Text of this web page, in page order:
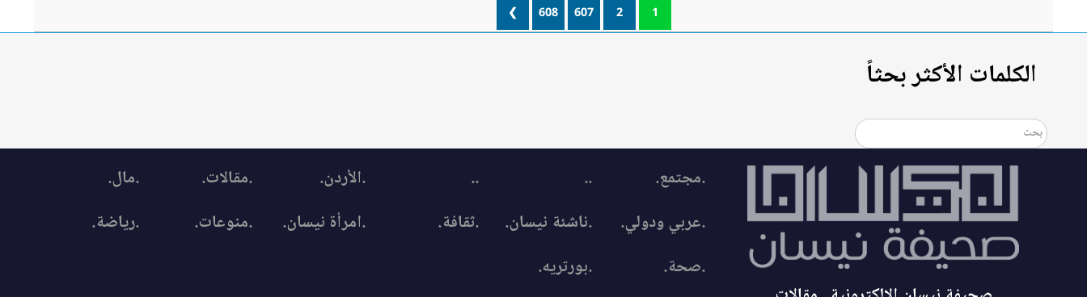
1
2
607
608
❯
الكلمات الأكثر بحثاً
.مجتمع. ..
.. .الأردن. .مقالات.
.مال.
.عربي ودولي.
.ناشئة نيسان. .ثقافة. .امرأة نيسان. .منوعات.
.رياضة.
.صحة.
.بورتريه.